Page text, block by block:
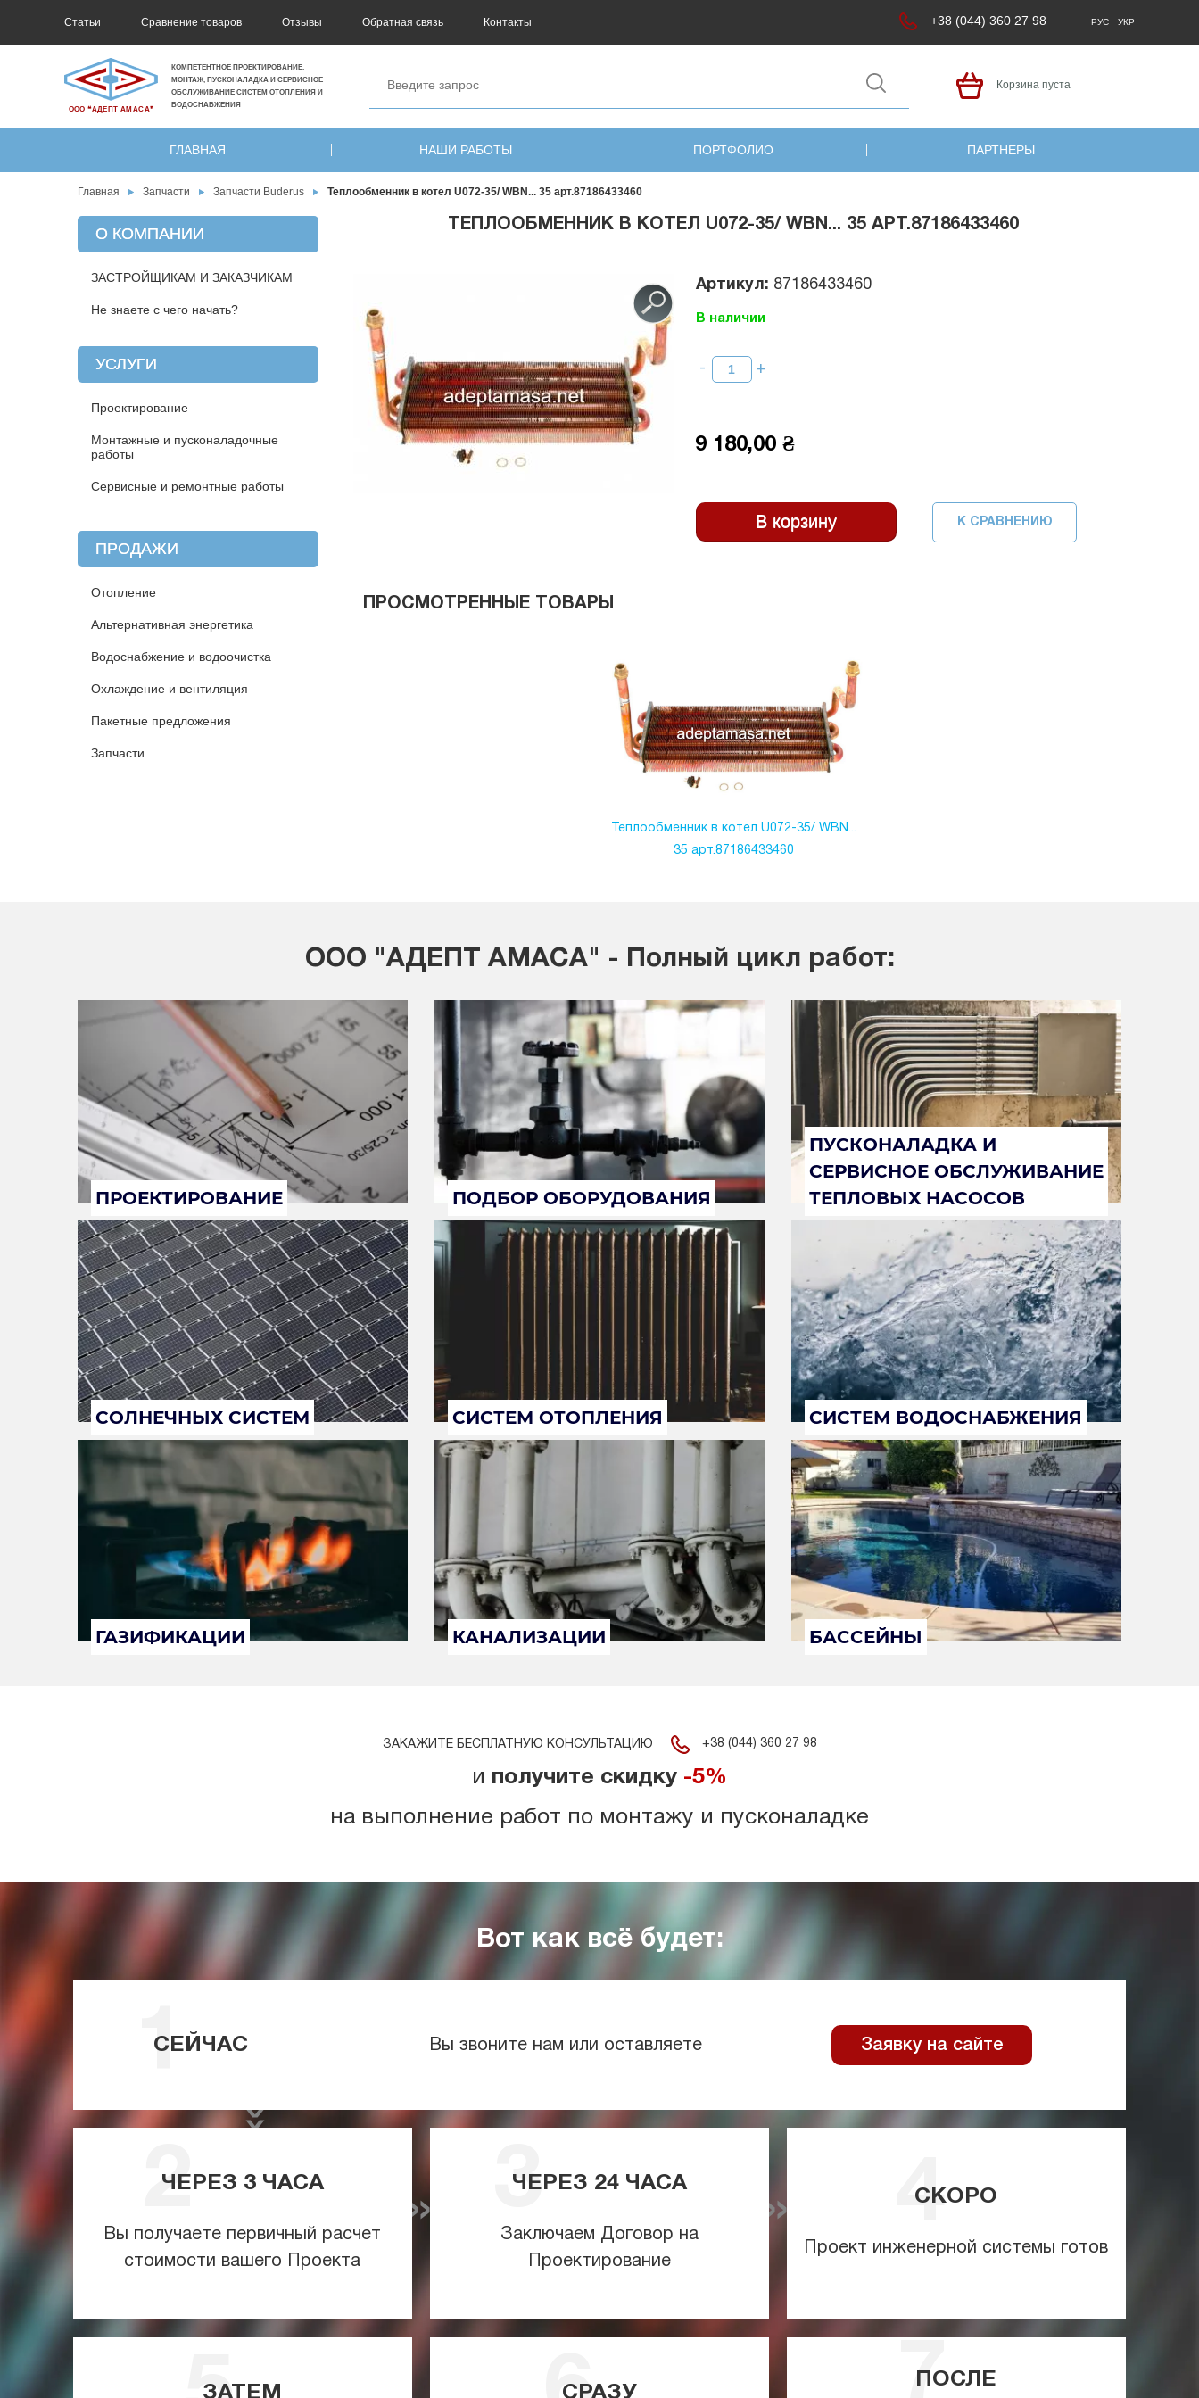
Статьи Сравнение товаров Отзывы Обратная связь Контакты +38 (044) 360 27 98 РУС УКР
ООО ❝АДЕПТ АМАСА❞
КОМПЕТЕНТНОЕ ПРОЕКТИРОВАНИЕ,
МОНТАЖ, ПУСКОНАЛАДКА И СЕРВИСНОЕ
ОБСЛУЖИВАНИЕ СИСТЕМ ОТОПЛЕНИЯ И
ВОДОСНАБЖЕНИЯ
Корзина пуста
ГЛАВНАЯ НАШИ РАБОТЫ ПОРТФОЛИО ПАРТНЕРЫ
Главная Запчасти Запчасти Buderus Теплообменник в котел U072-35/ WBN... 35 арт.87186433460
ТЕПЛООБМЕННИК В КОТЕЛ U072-35/ WBN... 35 АРТ.87186433460
Артикул: 87186433460
9 180,00 ₴
К СРАВНЕНИЮ
В наличии
ПРОСМОТРЕННЫЕ ТОВАРЫ
Теплообменник в котел U072-35/ WBN...
35 арт.87186433460
О КОМПАНИИ
ЗАСТРОЙЩИКАМ И ЗАКАЗЧИКАМ
Не знаете с чего начать?
УСЛУГИ
Проектирование
Монтажные и пусконаладочные
работы
Сервисные и ремонтные работы
ПРОДАЖИ
Отопление
Альтернативная энергетика
Водоснабжение и водоочистка
Охлаждение и вентиляция
Пакетные предложения
Запчасти
ООО "АДЕПТ АМАСА" - Полный цикл работ:
ПРОЕКТИРОВАНИЕ ПОДБОР ОБОРУДОВАНИЯ
ПУСКОНАЛАДКА И
СЕРВИСНОЕ ОБСЛУЖИВАНИЕ
ТЕПЛОВЫХ НАСОСОВ
СОЛНЕЧНЫХ СИСТЕМ СИСТЕМ ОТОПЛЕНИЯ СИСТЕМ ВОДОСНАБЖЕНИЯ
ГАЗИФИКАЦИИ КАНАЛИЗАЦИИ БАССЕЙНЫ
ЗАКАЖИТЕ БЕСПЛАТНУЮ КОНСУЛЬТАЦИЮ +38 (044) 360 27 98
и получите скидку -5%
на выполнение работ по монтажу и пусконаладке
Вот как всё будет:
СЕЙЧАС Вы звоните нам или оставляете Заявку на сайте
ЧЕРЕЗ 3ЧАСА
Вы получаете первичный расчет
стоимости вашего Проекта
ЧЕРЕЗ 24ЧАСА
Заключаем Договор на
Проектирование
СКОРО
Проект инженерной системы готов
ЗАТЕМ СРАЗУ
ПОСЛЕ